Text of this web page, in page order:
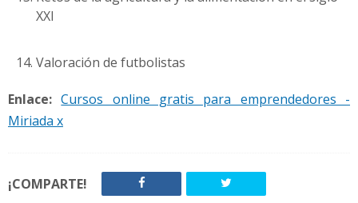
XXI
Valoración de futbolistas
Enlace: Cursos online gratis para emprendedores -
Miriada x
¡COMPARTE!